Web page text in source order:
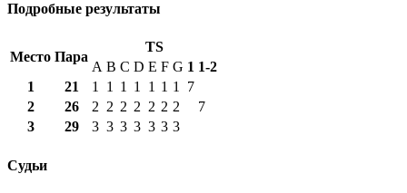
Подробные результаты
Место Пара
TS
A B C D E F G 1 1-2
1
21 1 1 1 1 1 1 1
7
2
26 2 2 2 2 2 2 2
7
3
29 3 3 3 3 3 3 3
Судьи